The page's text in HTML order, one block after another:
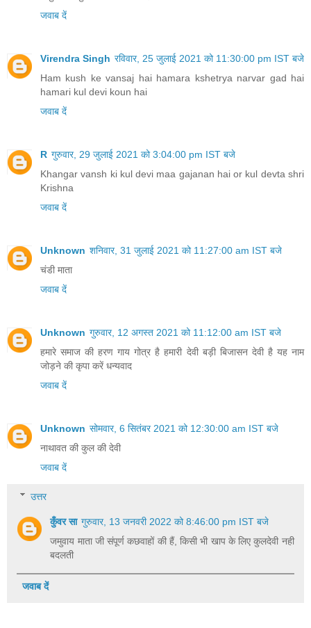
जवाब दें
Virendra Singh रविवार, 25 जुलाई 2021 को 11:30:00 pm IST बजे
Ham kush ke vansaj hai hamara kshetrya narvar gad hai
hamari kul devi koun hai
जवाब दें
R गुरुवार, 29 जुलाई 2021 को 3:04:00 pm IST बजे
Khangar vansh ki kul devi maa gajanan hai or kul devta shri
Krishna
जवाब दें
Unknown शनिवार, 31 जुलाई 2021 को 11:27:00 am IST बजे
चंडी माता
जवाब दें
Unknown गुरुवार, 12 अगस्त 2021 को 11:12:00 am IST बजे
हमारे समाज की हरण गाय गोत्र है हमारी देवी बड़ी बिजासन देवी है यह नाम
जोड़ने की कृपा करें धन्यवाद
जवाब दें
Unknown सोमवार, 6 सितंबर 2021 को 12:30:00 am IST बजे
नाथावत की कुल की देवी
जवाब दें
उत्तर
कुँवर सा गुरुवार, 13 जनवरी 2022 को 8:46:00 pm IST बजे
जमुवाय माता जी संपूर्ण कछवाहों की हैं, किसी भी खाप के लिए कुलदेवी नही
बदलती
जवाब दें